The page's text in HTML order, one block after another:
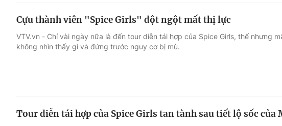
Cựu thành viên "Spice Girls" đột ngột mất thị lực
VTV.vn - Chỉ vài ngày nữa là đến tour diễn tái hợp của Spice Girls, thế nhưng
không nhìn thấy gì và đứng trước nguy cơ bị mù.
Tour diễn tái hợp của Spice Girls tan tành sau tiết lộ sốc của